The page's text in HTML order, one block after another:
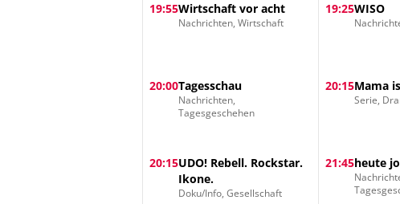
19:55Wirtschaft vor acht
Nachrichten, Wirtschaft
20:00Tagesschau
Nachrichten,
Tagesgeschehen
20:15UDO! Rebell. Rockstar.
Ikone.
Doku/Info, Gesellschaft
19:25WISO
20:15Mama
Serie,
21:45heute